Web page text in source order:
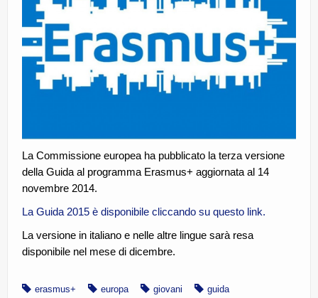
Centro Antiviolenza “Feminas” | PLUS Sanluri –
Guspini
La Commissione europea ha pubblicato la terza versione
della Guida al programma Erasmus+ aggiornata al 14
novembre 2014.
La Guida 2015 è disponibile cliccando su questo link.
La versione in italiano e nelle altre lingue sarà resa
disponibile nel mese di dicembre.
erasmus+ europa giovani guida